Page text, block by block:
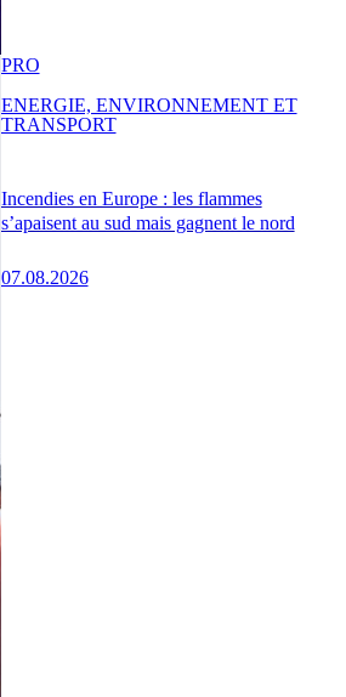
Incendies en Europe : les flammes
s’apaisent au sud mais gagnent le nord
07.08.2026
PRO
ENERGIE, ENVIRONNEMENT ET
TRANSPORT